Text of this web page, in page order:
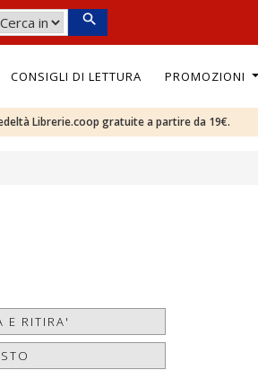
CONSIGLI DI LETTURA PROMOZIONI
Librerie.coop gratuite a partire da 19€.
E RITIRA'